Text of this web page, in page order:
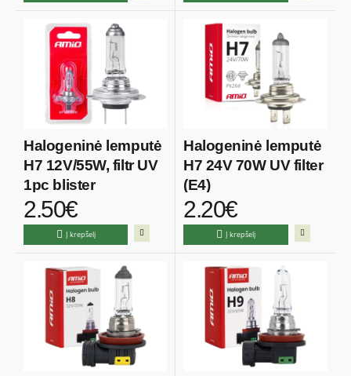
Halogeninė lemputė
H7 12V/55W, filtr UV
1pc blister
2.50€
Į krepšelį
Halogeninė lemputė
H7 24V 70W UV filter
(E4)
2.20€
Į krepšelį